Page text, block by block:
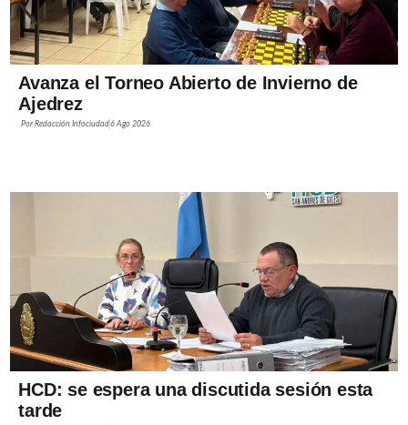
Avanza el Torneo Abierto de Invierno de
Ajedrez
PorRedacción Infociudad6 Ago 2026
HCD: se espera una discutida sesión esta
tarde